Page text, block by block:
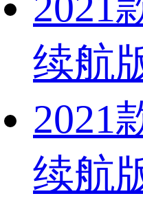
续航
2021
续航